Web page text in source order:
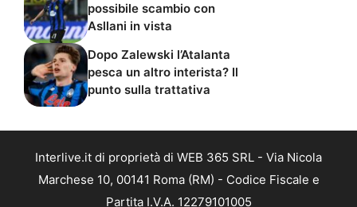
possibile scambio con
Asllani in vista
Dopo Zalewski l’Atalanta
pesca un altro interista? Il
punto sulla trattativa
Interlive.it di proprietà di WEB 365 SRL - Via Nicola
Marchese 10, 00141 Roma (RM) - Codice Fiscale e
Partita I.V.A. 12279101005